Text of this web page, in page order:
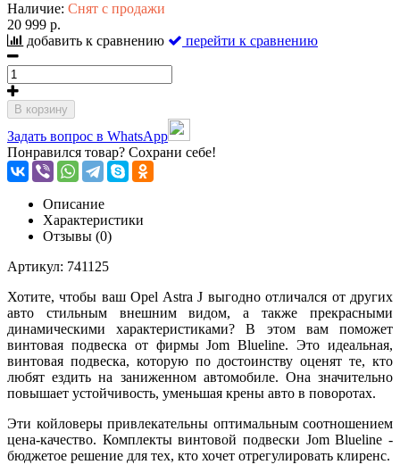
Наличие: Снят с продажи
20 999 р.
добавить к сравнению
перейти к сравнению
В корзину
Задать вопрос в WhatsApp
Понравился товар? Сохрани себе!
Описание
Характеристики
Отзывы (0)
Артикул: 741125
Хотите, чтобы ваш Opel Astra J выгодно отличался от других
авто стильным внешним видом, а также прекрасными
динамическими характеристиками? В этом вам поможет
винтовая подвеска от фирмы Jom Blueline. Это идеальная,
винтовая подвеска, которую по достоинству оценят те, кто
любят ездить на заниженном автомобиле. Она значительно
повышает устойчивость, уменьшая крены авто в поворотах.
Эти койловеры привлекательны оптимальным соотношением
цена-качество. Комплекты винтовой подвески Jom Blueline -
бюджетое решение для тех, кто хочет отрегулировать клиренс.